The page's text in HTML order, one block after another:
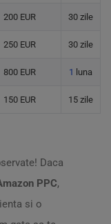
200 EUR 30 zile
250 EUR 30 zile
800 EUR 1 luna
150 EUR 15 zile
Daca
PPC,
si o